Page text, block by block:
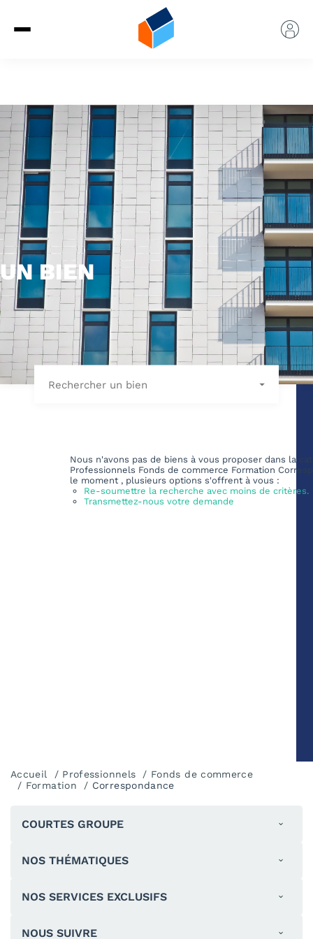
UN BIEN
Rechercher un bien
Nous n'avons pas de biens à vous proposer dans la
Professionnels Fonds de commerce Formation
le moment , plusieurs options s'offrent à vous :
Re-soumettre la recherche avec moins de critères.
Transmettez-nous votre demande
Accueil Professionnels
Fonds de commerce
Formation
Correspondance
COURTES GROUPE
NOS THÉMATIQUES
NOS SERVICES EXCLUSIFS
NOUS SUIVRE